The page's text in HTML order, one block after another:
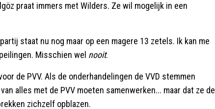
praat immers met Wilders. Ze wil mogelijk in een
staat nu nog maar op een magere 13 zetels. Ik kan me
Misschien wel nooit.
de PVV. Als de onderhandelingen de VVD stemmen
alles met de PVV moeten samenwerken... maar dat ze de
zichzelf opblazen.